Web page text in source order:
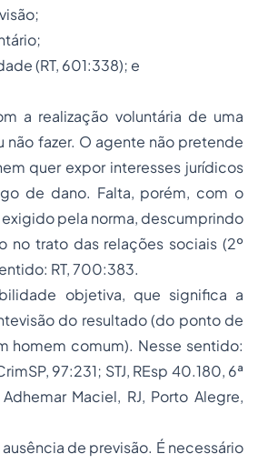
(RT, 601:338); e
a realização voluntária de uma
não fazer. O agente não pretende
quer expor interesses jurídicos
de dano. Falta, porém, com o
pela norma, descumprindo
no trato das relações sociais (2º
RT, 700:383.
objetiva, que significa a
do resultado (do ponto de
homem comum). Nesse sentido:
97:231; STJ, REsp 40.180, 6ª
Maciel, RJ, Porto Alegre,
de previsão. É necessário